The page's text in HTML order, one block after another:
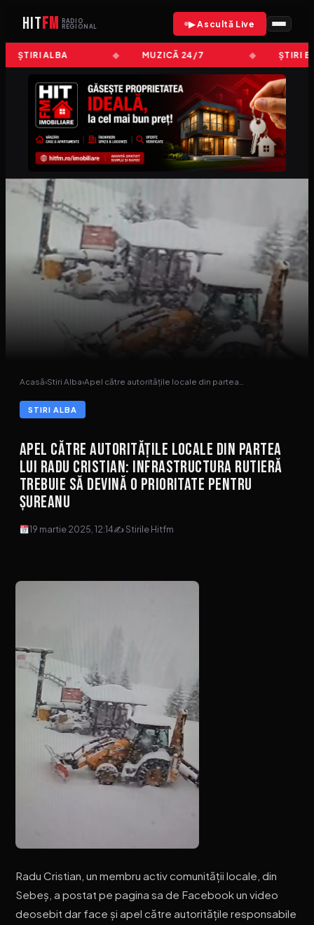
HITFM
RADIO
REGIONAL
▶ Ascultă Live
ȘTIRI ALBA MUZICĂ 24/7 ȘTIRI
Acasă›Stiri Alba›Apel către autoritățile locale din partea…
STIRI ALBA
Apel către autoritățile locale din partea
lui Radu Cristian: Infrastructura rutieră
trebuie să devină o prioritate pentru
Șureanu
19 martie 2025, 12:14✍ Stirile Hitfm
Radu Cristian, un membru activ comunității locale, din
Sebeș, a postat pe pagina sa de Facebook un video
deosebit dar face și apel către autoritățile responsabile